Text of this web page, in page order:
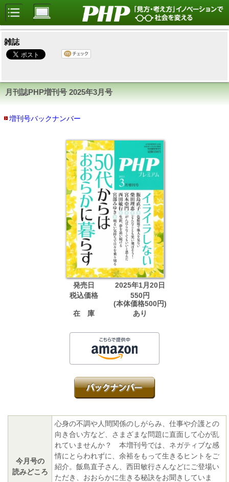
雑誌
月刊誌PHP増刊号 2025年3月号
増刊号バックナンバー
発売日
2025年1月20日
税込価格
550円
(本体価格500円)
在 庫
あり
今月号の
読みどころ
心身の不調や人間関係のしがらみ、仕事や介護との
向き合い方など、さまざまな問題に直面して心が乱
れていませんか？ 本増刊号では、ネガティブな感
情にとらわれずに、余裕をもって生きるヒントをご
紹介。飯島直子さん、西田敏行さんなどにご登場い
ただき、おおらかに生きる秘訣をお聞きしていま